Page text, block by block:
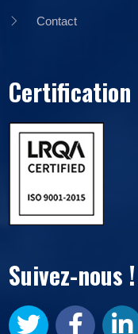
Contact
Certification
Suivez-nous !